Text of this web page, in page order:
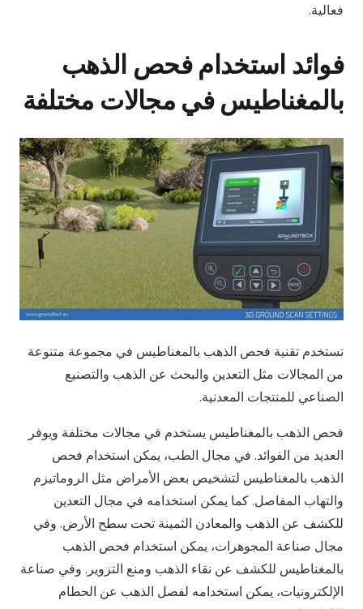
فعالية.
فوائد استخدام فحص الذهب
بالمغناطيس في مجالات مختلفة
تستخدم تقنية فحص الذهب بالمغناطيس في مجموعة متنوعة
من المجالات مثل التعدين والبحث عن الذهب والتصنيع
الصناعي للمنتجات المعدنية.
فحص الذهب بالمغناطيس يستخدم في مجالات مختلفة ويوفر
العديد من الفوائد. في مجال الطب، يمكن استخدام فحص
الذهب بالمغناطيس لتشخيص بعض الأمراض مثل الروماتيزم
والتهاب المفاصل. كما يمكن استخدامه في مجال التعدين
للكشف عن الذهب والمعادن الثمينة تحت سطح الأرض. وفي
مجال صناعة المجوهرات، يمكن استخدام فحص الذهب
بالمغناطيس للكشف عن نقاء الذهب ومنع التزوير. وفي صناعة
الإلكترونيات، يمكن استخدامه لفصل الذهب عن الحطام